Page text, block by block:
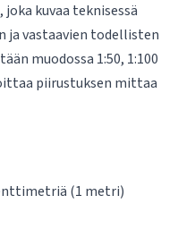
kuvaa teknisessä
ja vastaavien todellisten
muodossa 1:50, 1:100
piirustuksen mittaa
(1 metri)